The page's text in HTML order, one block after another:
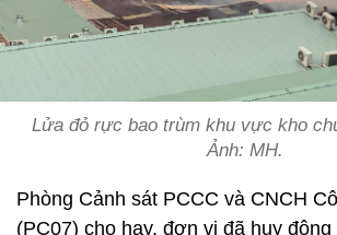
Lửa đỏ rực bao trùm khu vực kho
Ảnh: MH.
Phòng Cảnh sát PCCC và CNCH
(PC07) cho hay, đơn vị đã huy